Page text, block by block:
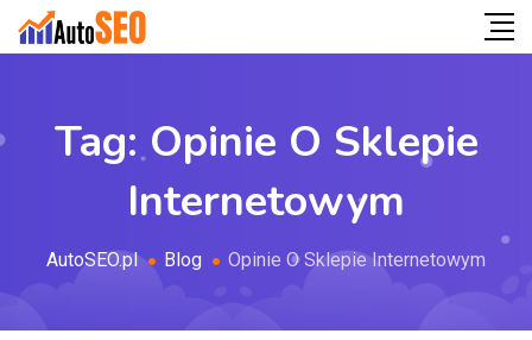
Tag:Opinie O Sklepie
Internetowym
AutoSEO.pl Blog Opinie O Sklepie Internetowym